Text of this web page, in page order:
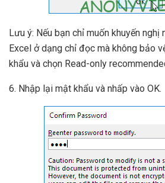
Lưu ý: Nếu bạn chỉ muốn khuyến
Excel ở dạng chỉ đọc mà không bảo
khẩu và chọn Read-only
6. Nhập lại mật khẩu và nhấp vào OK.